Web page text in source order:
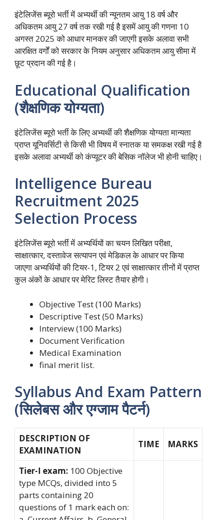
इंटेलिजेंस ब्यूरो भर्ती में अभ्यर्थी की न्यूनतम आयु 18 वर्ष और
अधिकतम आयु 27 वर्ष तक रखी गई है इसमें आयु की गणना 10
अगस्त 2025 को आधार मानकर की जाएगी इसके अलावा सभी
आरक्षित वर्गों को सरकार के नियम अनुसार अधिकतम आयु सीमा में
छूट प्रदान की गई है।
Educational Qualification
(शैक्षणिक योग्यता)
इंटेलिजेंस ब्यूरो भर्ती के लिए अभ्यर्थी की शैक्षणिक योग्यता मान्यता
प्राप्त यूनिवर्सिटी से किसी भी विषय में स्नातक या समकक्ष रखी गई है
इसके अलावा अभ्यर्थी को कंप्यूटर की बेसिक नॉलेज भी होनी चाहिए।
Intelligence Bureau
Recruitment 2025
Selection Process
इंटेलिजेंस ब्यूरो भर्ती में अभ्यर्थियों का चयन लिखित परीक्षा,
साक्षात्कार, दस्तावेज सत्यापन एवं मेडिकल के आधार पर किया
जाएगा अभ्यर्थियों की टियर-1, टियर 2 एवं साक्षात्कार तीनों में प्राप्त
कुल अंकों के आधार पर मेरिट लिस्ट तैयार होगी।
Objective Test (100 Marks)
Descriptive Test (50 Marks)
Interview (100 Marks)
Document Verification
Medical Examination
final merit list.
Syllabus And Exam Pattern
(सिलेबस और एग्जाम पैटर्न)
DESCRIPTION OF
EXAMINATION
TIME MARKS
Tier-I exam: 100 Objective
type MCQs, divided into 5
parts containing 20
questions of 1 mark each on: